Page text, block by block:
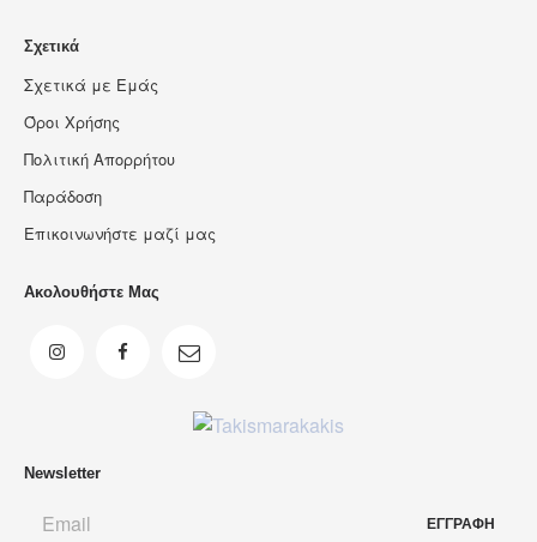
Σχετικά
Σχετικά με Εμάς
Όροι Χρήσης
Πολιτική Απορρήτου
Παράδοση
Επικοινωνήστε μαζί μας
Ακολουθήστε Μας
Newsletter
ΕΓΓΡΑΦΗ